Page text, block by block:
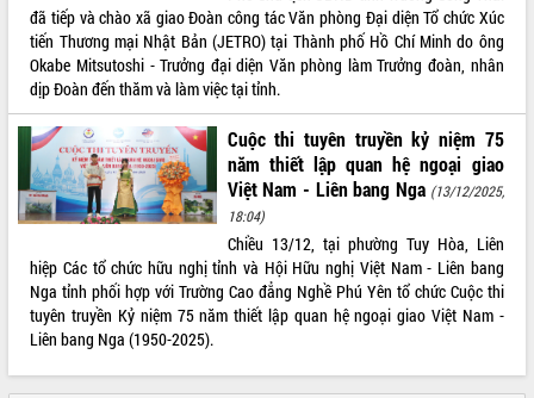
tại Nghĩa trang Liệt sĩ xã Sơn Hòa
Bàn giải pháp tháo gỡ khó khăn trong
xuất khẩu sầu riêng và triển khai quy
định EUDR
Thứ trưởng Bộ Nông nghiệp và Môi
trường Nguyễn Hoàng Hiệp khảo sát
vùng trồng và doanh nghiệp đóng gói
sầu riêng tại Đắk Lắk
Trình diễn nghệ thuật chế biến các
Đắk Lắk công bố Quy hoạch và xúc
tiến đầu tư tỉnh
Ngành cá ngừ Đắk Lắk chủ động thích
ứng để giữ vững thị trường xuất khẩu
Hôm nay: 2490
Tất cả:
66047813
đã tiếp và chào xã giao Đoàn công tác Văn phòng Đại diện Tổ chức Xúc
tiến Thương mại Nhật Bản (JETRO) tại Thành phố Hồ Chí Minh do ông
Okabe Mitsutoshi - Trưởng đại diện Văn phòng làm Trưởng đoàn, nhân
dịp Đoàn đến thăm và làm việc tại tỉnh.
Cuộc thi tuyên truyền kỷ niệm 75
năm thiết lập quan hệ ngoại giao
Việt Nam - Liên bang Nga (13/12/2025,
18:04)
Chiều 13/12, tại phường Tuy Hòa, Liên
hiệp Các tổ chức hữu nghị tỉnh và Hội Hữu nghị Việt Nam - Liên bang
Nga tỉnh phối hợp với Trường Cao đẳng Nghề Phú Yên tổ chức Cuộc thi
tuyên truyền Kỷ niệm 75 năm thiết lập quan hệ ngoại giao Việt Nam -
Liên bang Nga (1950-2025).